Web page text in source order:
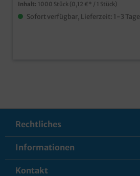
Inhalt: 1000 Stück (0,12 €* / 1 Stück)
Sofort verfügbar, Lieferzeit: 1-3 Tage
Rechtliches
Informationen
Kontakt